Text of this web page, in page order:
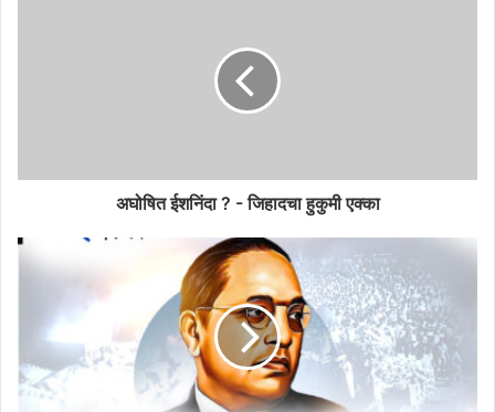
अघोषित ईशनिंदा ? - जिहादचा हुकुमी एक्का